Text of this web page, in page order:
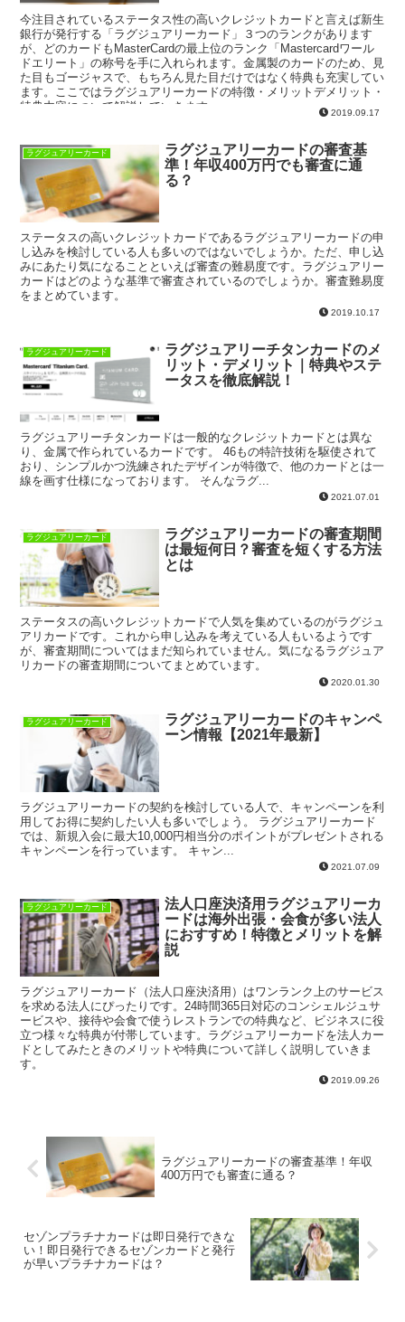
今注目されているステータス性の高いクレジットカードと言えば新生
銀行が発行する「ラグジュアリーカード」３つのランクがあります
が、どのカードもMasterCardの最上位のランク「Mastercardワール
ドエリート」の称号を手に入れられます。金属製のカードのため、見
た目もゴージャスで、もちろん見た目だけではなく特典も充実してい
ます。ここではラグジュアリーカードの特徴・メリットデメリット・
特典内容について解説していきます。
2019.09.17
ラグジュアリーカード
ラグジュアリーカードの審査基
準！年収400万円でも審査に通
る？
ステータスの高いクレジットカードであるラグジュアリーカードの申
し込みを検討している人も多いのではないでしょうか。ただ、申し込
みにあたり気になることといえば審査の難易度です。ラグジュアリー
カードはどのような基準で審査されているのでしょうか。審査難易度
をまとめています。
2019.10.17
ラグジュアリーカード
ラグジュアリーチタンカードのメ
リット・デメリット｜特典やステ
ータスを徹底解説！
ラグジュアリーチタンカードは一般的なクレジットカードとは異な
り、金属で作られているカードです。 46もの特許技術を駆使されて
おり、シンプルかつ洗練されたデザインが特徴で、他のカードとは一
線を画す仕様になっております。 そんなラグ...
2021.07.01
ラグジュアリーカード
ラグジュアリーカードの審査期間
は最短何日？審査を短くする方法
とは
ステータスの高いクレジットカードで人気を集めているのがラグジュ
アリカードです。これから申し込みを考えている人もいるようです
が、審査期間についてはまだ知られていません。気になるラグジュア
リカードの審査期間についてまとめています。
2020.01.30
ラグジュアリーカード
ラグジュアリーカードのキャンペ
ーン情報【2021年最新】
ラグジュアリーカードの契約を検討している人で、キャンペーンを利
用してお得に契約したい人も多いでしょう。 ラグジュアリーカード
では、新規入会に最大10,000円相当分のポイントがプレゼントされる
キャンペーンを行っています。 キャン...
2021.07.09
ラグジュアリーカード
法人口座決済用ラグジュアリーカ
ードは海外出張・会食が多い法人
におすすめ！特徴とメリットを解
説
ラグジュアリーカード（法人口座決済用）はワンランク上のサービス
を求める法人にぴったりです。24時間365日対応のコンシェルジュサ
ービスや、接待や会食で使うレストランでの特典など、ビジネスに役
立つ様々な特典が付帯しています。ラグジュアリーカードを法人カー
ドとしてみたときのメリットや特典について詳しく説明していきま
す。
2019.09.26
ラグジュアリーカードの審査基準！年収
400万円でも審査に通る？
セゾンプラチナカードは即日発行できな
い！即日発行できるセゾンカードと発行
が早いプラチナカードは？